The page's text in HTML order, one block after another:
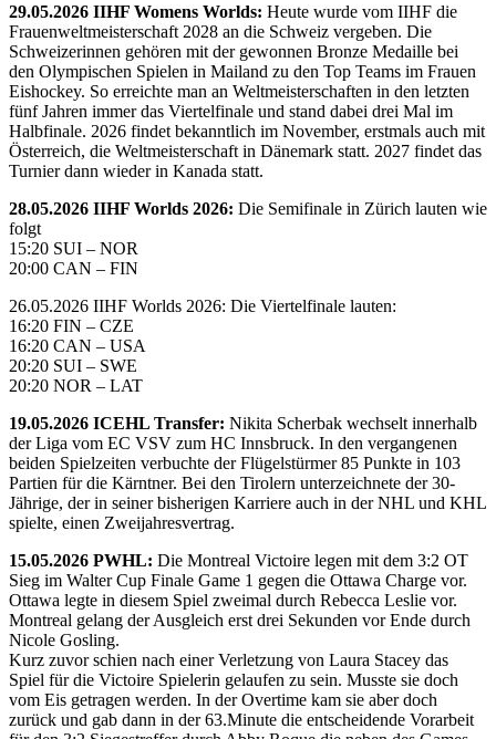
29.05.2026 IIHF Womens Worlds: Heute wurde vom IIHF die
Frauenweltmeisterschaft 2028 an die Schweiz vergeben. Die
Schweizerinnen gehören mit der gewonnen Bronze Medaille bei
den Olympischen Spielen in Mailand zu den Top Teams im Frauen
Eishockey. So erreichte man an Weltmeisterschaften in den letzten
fünf Jahren immer das Viertelfinale und stand dabei drei Mal im
Halbfinale. 2026 findet bekanntlich im November, erstmals auch mit
Österreich, die Weltmeisterschaft in Dänemark statt. 2027 findet das
Turnier dann wieder in Kanada statt.
28.05.2026 IIHF Worlds 2026: Die Semifinale in Zürich lauten wie
folgt
15:20 SUI – NOR
20:00 CAN – FIN
26.05.2026 IIHF Worlds 2026: Die Viertelfinale lauten:
16:20 FIN – CZE
16:20 CAN – USA
20:20 SUI – SWE
20:20 NOR – LAT
19.05.2026 ICEHL Transfer: Nikita Scherbak wechselt innerhalb
der Liga vom EC VSV zum HC Innsbruck. In den vergangenen
beiden Spielzeiten verbuchte der Flügelstürmer 85 Punkte in 103
Partien für die Kärntner. Bei den Tirolern unterzeichnete der 30-
Jährige, der in seiner bisherigen Karriere auch in der NHL und KHL
spielte, einen Zweijahresvertrag.
15.05.2026 PWHL: Die Montreal Victoire legen mit dem 3:2 OT
Sieg im Walter Cup Finale Game 1 gegen die Ottawa Charge vor.
Ottawa legte in diesem Spiel zweimal durch Rebecca Leslie vor.
Montreal gelang der Ausgleich erst drei Sekunden vor Ende durch
Nicole Gosling.
Kurz zuvor schien nach einer Verletzung von Laura Stacey das
Spiel für die Victoire Spielerin gelaufen zu sein. Musste sie doch
vom Eis getragen werden. In der Overtime kam sie aber doch
zurück und gab dann in der 63.Minute die entscheidende Vorarbeit